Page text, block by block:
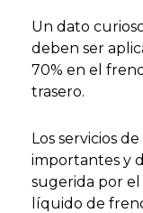
Un dato
deben ser
70% en el
trasero.
Los servicios
importantes y
sugerida por
líquido de